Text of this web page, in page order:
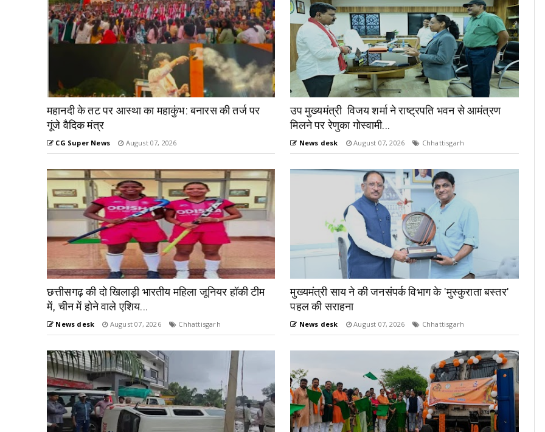
महानदी के तट पर आस्था का महाकुंभ: बनारस की तर्ज पर
गूंजे वैदिक मंत्र
CG Super News August 07, 2026
उप मुख्यमंत्री विजय शर्मा ने राष्ट्रपति भवन से आमंत्रण
मिलने पर रेणुका गोस्वामी...
News desk August 07, 2026 Chhattisgarh
छत्तीसगढ़ की दो खिलाड़ी भारतीय महिला जूनियर हॉकी टीम
में, चीन में होने वाले एशिय...
News desk August 07, 2026 Chhattisgarh
मुख्यमंत्री साय ने की जनसंपर्क विभाग के 'मुस्कुराता बस्तर'
पहल की सराहना
News desk August 07, 2026 Chhattisgarh